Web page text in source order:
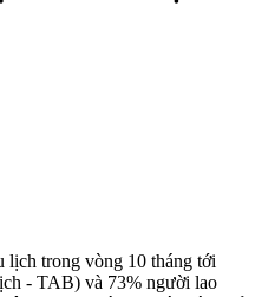
lịch trong vòng 10 tháng tới
- TAB) và 73% người lao